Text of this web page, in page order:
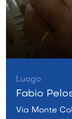
Luogo
Fabio
Via Monte